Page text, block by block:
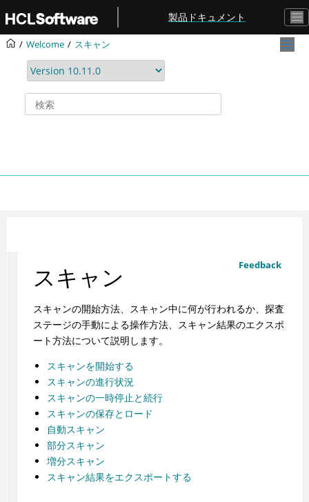
メインコンテンツにジャンプ
製品ドキュメント
Welcome スキャン
Feedback
スキャン
スキャンの開始方法、スキャン中に何が行われるか、探査
ステージの手動による操作方法、スキャン結果のエクスポ
ート方法について説明します。
スキャンを開始する
スキャンの進行状況
スキャンの一時停止と続行
スキャンの保存とロード
自動スキャン
部分スキャン
増分スキャン
スキャン結果をエクスポートする